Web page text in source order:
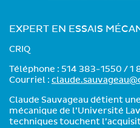
EXPERT EN ESSAIS
CRIQ
Téléphone : 514 383-1550 /
Courriel :
Claude Sauvageau détient
mécanique de l’Université
techniques touchent